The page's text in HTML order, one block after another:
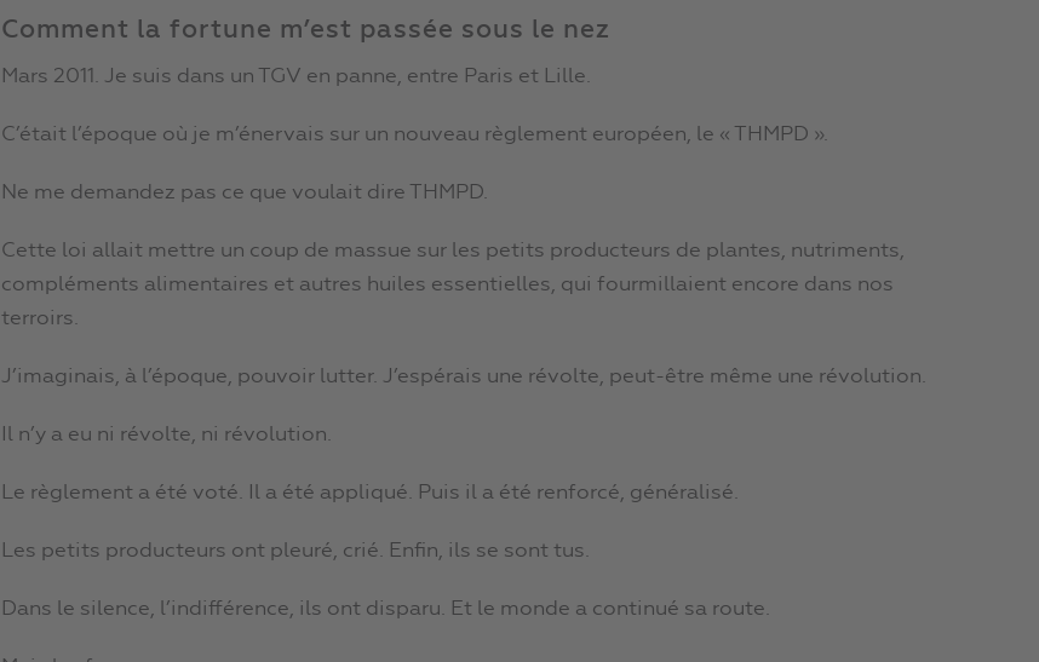
Comment la fortune m’est passée sous le nez
Mars 2011. Je suis dans un TGV en panne, entre Paris et Lille.
C’était l’époque où je m’énervais sur un nouveau règlement européen, le « THMPD ».
Ne me demandez pas ce que voulait dire THMPD.
Cette loi allait mettre un coup de massue sur les petits producteurs de plantes, nutriments,
compléments alimentaires et autres huiles essentielles, qui fourmillaient encore dans nos
terroirs.
J’imaginais, à l’époque, pouvoir lutter. J’espérais une révolte, peut-être même une révolution.
Il n’y a eu ni révolte, ni révolution.
Le règlement a été voté. Il a été appliqué. Puis il a été renforcé, généralisé.
Les petits producteurs ont pleuré, crié. Enfin, ils se sont tus.
Dans le silence, l’indifférence, ils ont disparu. Et le monde a continué sa route.